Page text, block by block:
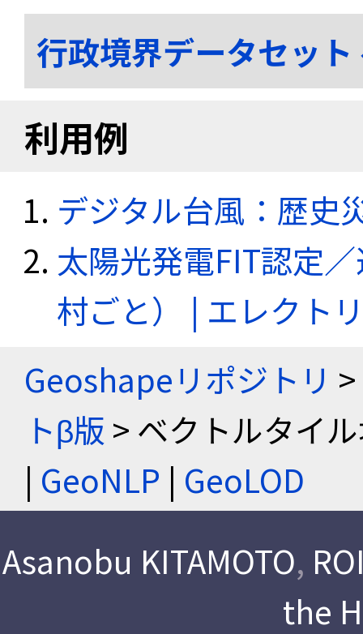
行政境界データセッ
利用例
デジタル台風：歴史
太陽光発電FIT認定
村ごと） | エレクト
Geoshapeリポジトリ >
トβ版 > ベクトルタイ
| GeoNLP | GeoLOD
Asanobu KITAMOTO,
the